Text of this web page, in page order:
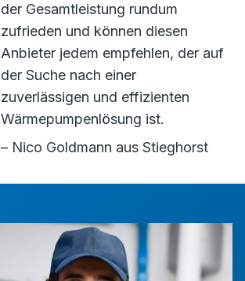
der Gesamtleistung rundum
zufrieden und können diesen
Anbieter jedem empfehlen, der auf
der Suche nach einer
zuverlässigen und effizienten
Wärmepumpenlösung ist.
– Nico Goldmann aus Stieghorst